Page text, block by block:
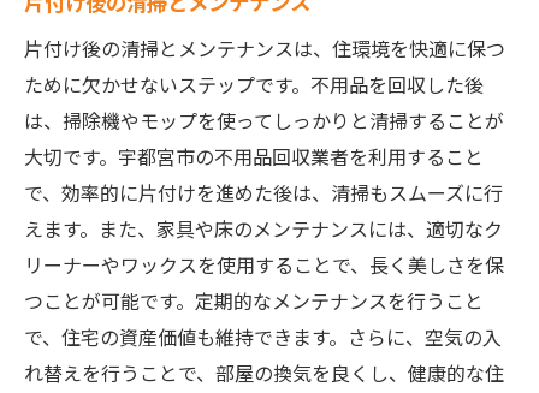
片付け後の清掃とメンテナンスは、住環境を快適に保つ
ために欠かせないステップです。不用品を回収した後
は、掃除機やモップを使ってしっかりと清掃することが
大切です。宇都宮市の不用品回収業者を利用すること
で、効率的に片付けを進めた後は、清掃もスムーズに行
えます。また、家具や床のメンテナンスには、適切なク
リーナーやワックスを使用することで、長く美しさを保
つことが可能です。定期的なメンテナンスを行うこと
で、住宅の資産価値も維持できます。さらに、空気の入
れ替えを行うことで、部屋の換気を良くし、健康的な住